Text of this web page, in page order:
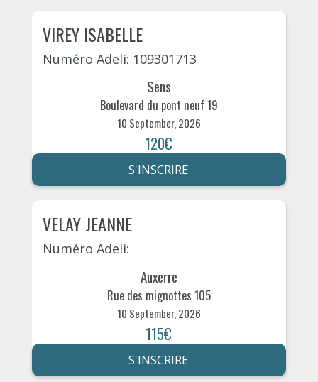
VIREY ISABELLE
Numéro Adeli: 109301713
Sens
Boulevard du pont neuf 19
10 September, 2026
120€
S'INSCRIRE
VELAY JEANNE
Numéro Adeli:
Auxerre
Rue des mignottes 105
10 September, 2026
115€
S'INSCRIRE